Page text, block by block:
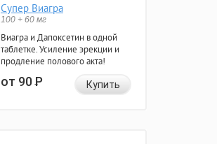
Супер Виагра
100 + 60 мг
Виагра и Дапоксетин в одной
таблетке. Усиление эрекции и
продление полового акта!
от 90Р Купить